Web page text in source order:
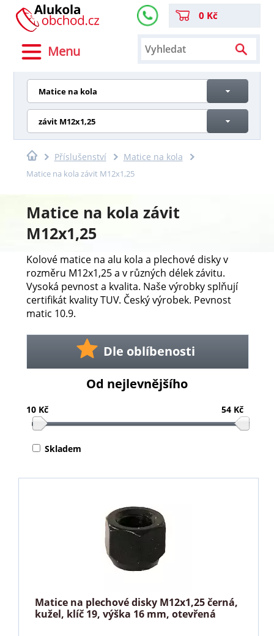
Menu
0 Kč
Matice na kola
závit M12x1,25
Příslušenství Matice na kola
Matice na kola závit M12x1,25
Matice na kola závit
M12x1,25
Kolové matice na alu kola a plechové disky v
rozměru M12x1,25 a v různých délek závitu.
Vysoká pevnost a kvalita. Naše výrobky splňují
certifikát kvality TUV. Český výrobek. Pevnost
matic 10.9.
Dle oblíbenosti
Od nejlevnějšího
10 Kč 54 Kč
Skladem
Matice na plechové disky M12x1,25 černá,
kužel, klíč 19, výška 16 mm, otevřená